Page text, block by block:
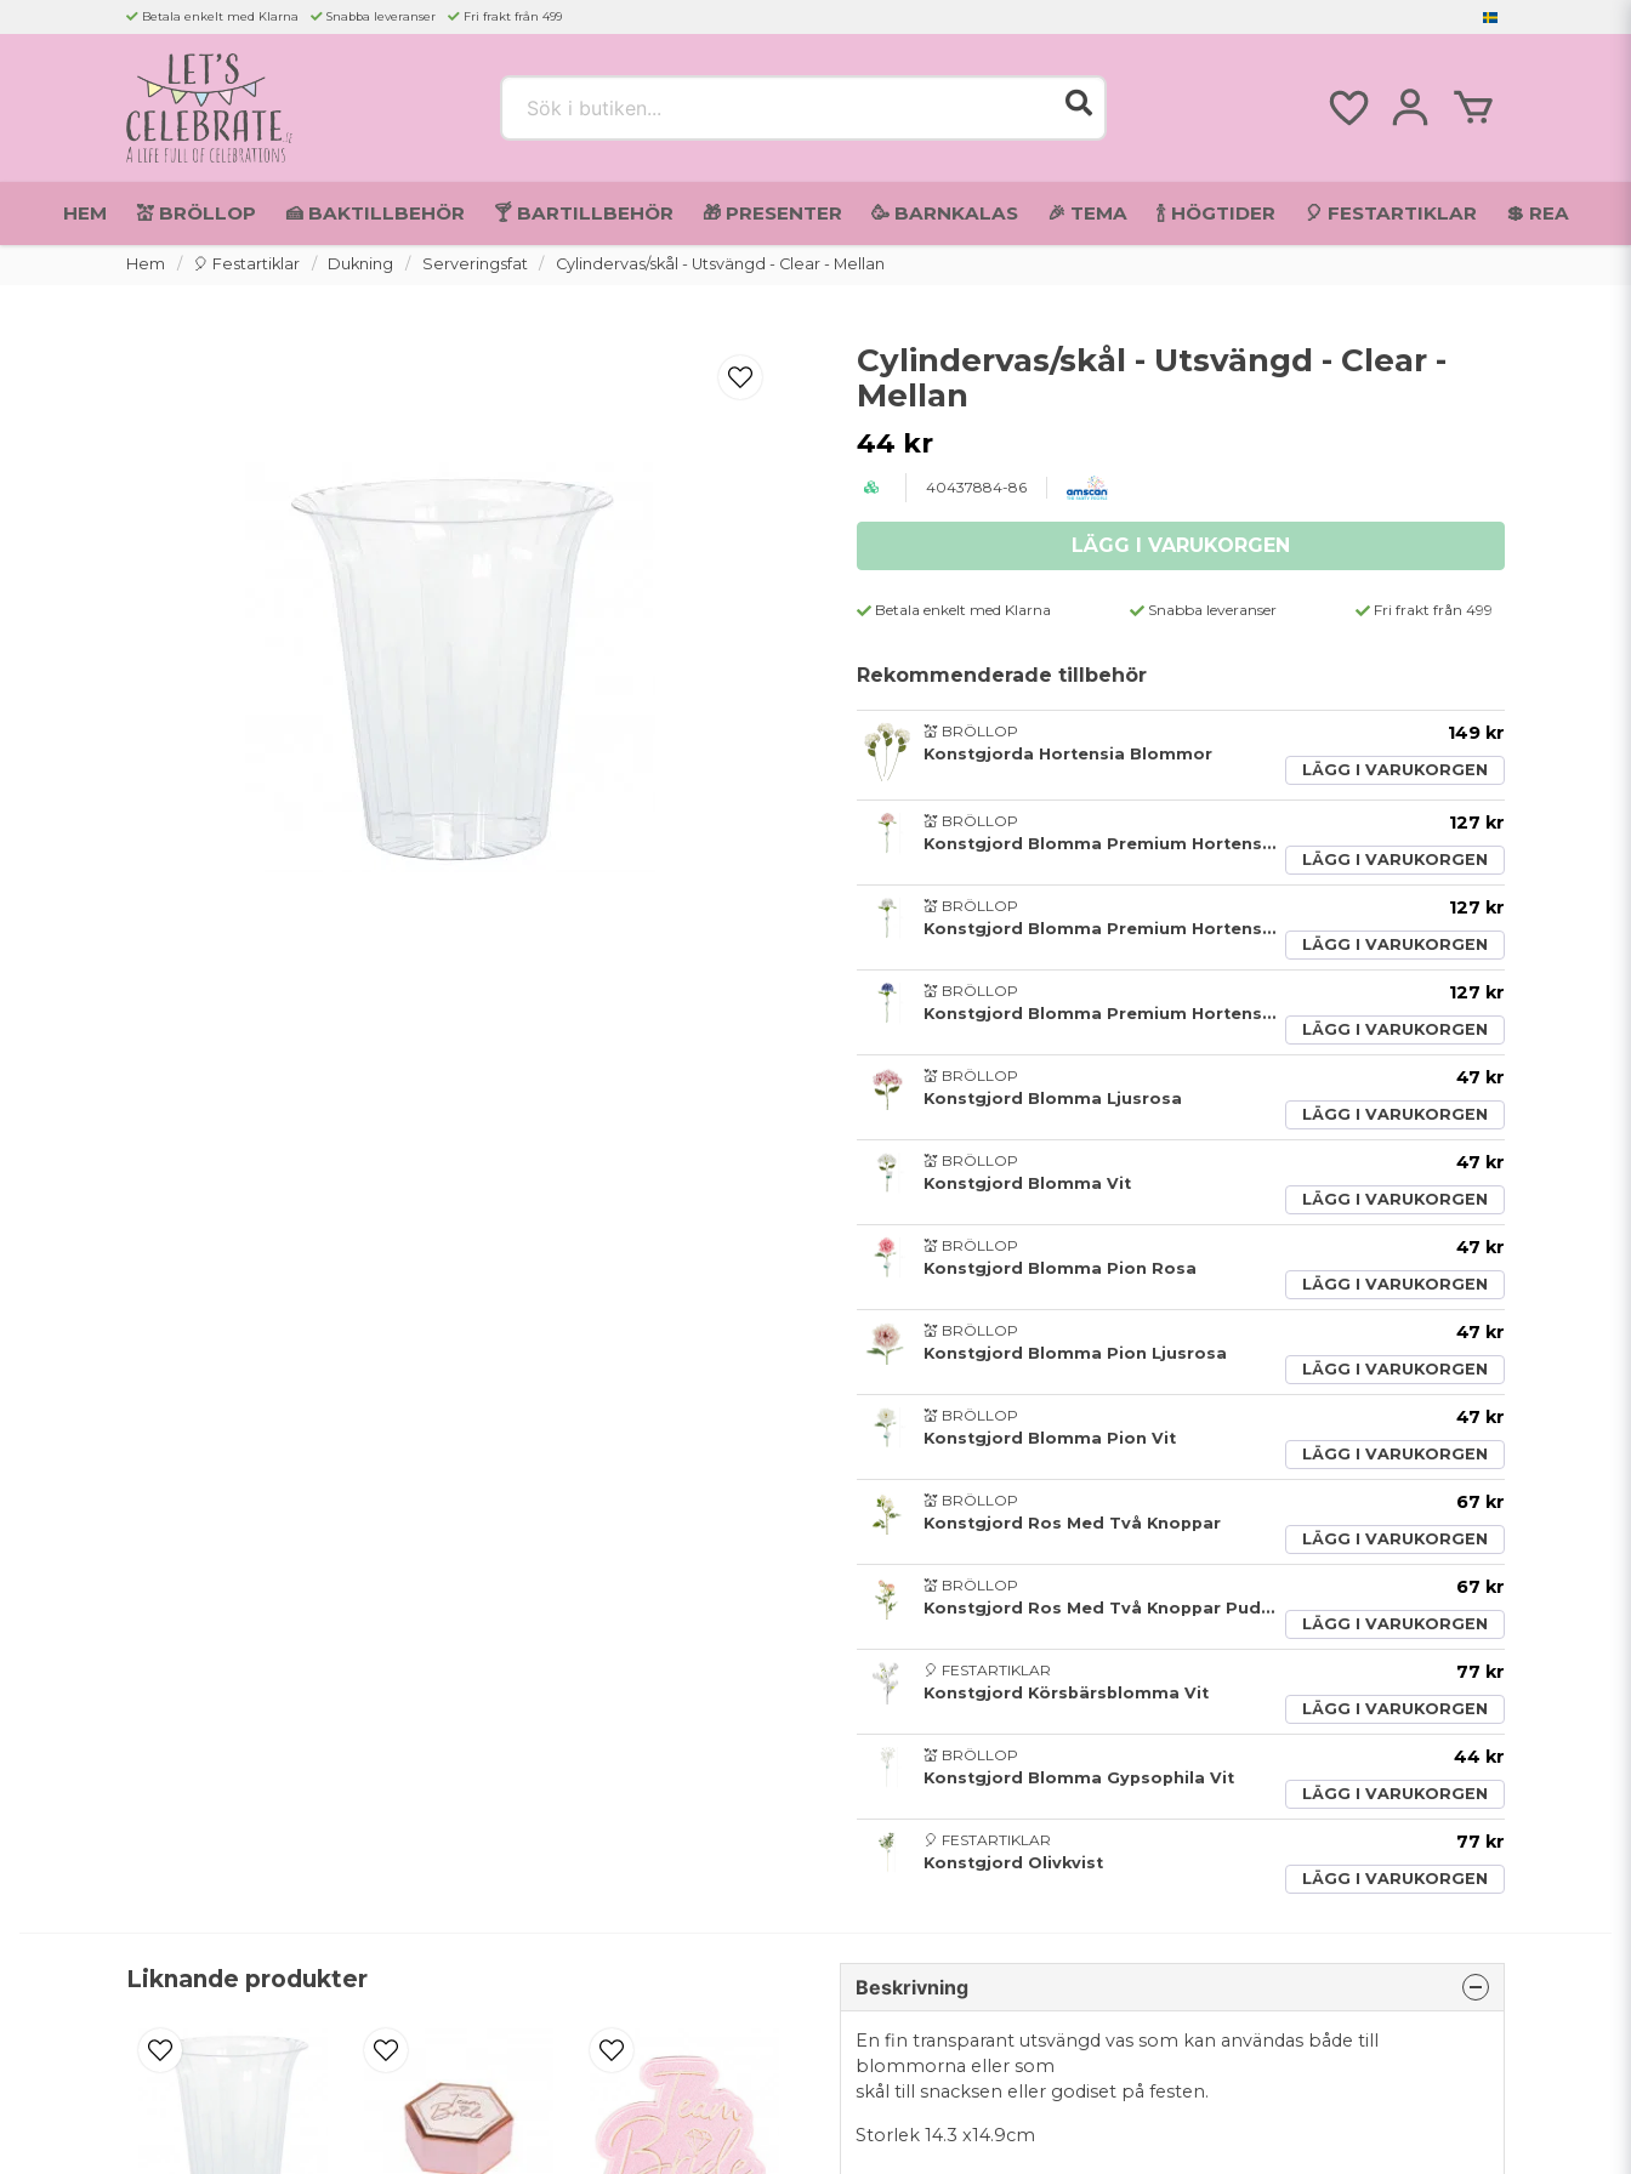
Betala enkelt med Klarna Snabba leveranser Fri frakt från 499
HEM 💒 BRÖLLOP 🍰 BAKTILLBEHÖR 🍸 BARTILLBEHÖR 🎁 PRESENTER 🥳 BARNKALAS 🎉 TEMA 🍾 HÖGTIDER 🎈 FESTARTIKLAR 💲 REA
Hem 🎈 Festartiklar Dukning Serveringsfat Cylindervas/skål - Utsvängd - Clear - Mellan
Cylindervas/skål - Utsvängd - Clear -
Mellan
44 kr
40437884-86
LÄGG I VARUKORGEN
Betala enkelt med Klarna Snabba leveranser Fri frakt från 499
Rekommenderade tillbehör
💒 BRÖLLOP
Konstgjorda Hortensia Blommor
149 kr
LÄGG I VARUKORGEN
💒 BRÖLLOP
Konstgjord Blomma Premium Hortensia Rosa
127 kr
LÄGG I VARUKORGEN
💒 BRÖLLOP
Konstgjord Blomma Premium Hortensia Vit
127 kr
LÄGG I VARUKORGEN
💒 BRÖLLOP
Konstgjord Blomma Premium Hortensia Blå
127 kr
LÄGG I VARUKORGEN
💒 BRÖLLOP
Konstgjord Blomma Ljusrosa
47 kr
LÄGG I VARUKORGEN
💒 BRÖLLOP
Konstgjord Blomma Vit
47 kr
LÄGG I VARUKORGEN
💒 BRÖLLOP
Konstgjord Blomma Pion Rosa
47 kr
LÄGG I VARUKORGEN
💒 BRÖLLOP
Konstgjord Blomma Pion Ljusrosa
47 kr
LÄGG I VARUKORGEN
💒 BRÖLLOP
Konstgjord Blomma Pion Vit
47 kr
LÄGG I VARUKORGEN
💒 BRÖLLOP
Konstgjord Ros Med Två Knoppar
67 kr
LÄGG I VARUKORGEN
💒 BRÖLLOP
Konstgjord Ros Med Två Knoppar Puderrosa
67 kr
LÄGG I VARUKORGEN
🎈 FESTARTIKLAR
Konstgjord Körsbärsblomma Vit
77 kr
LÄGG I VARUKORGEN
💒 BRÖLLOP
Konstgjord Blomma Gypsophila Vit
44 kr
LÄGG I VARUKORGEN
🎈 FESTARTIKLAR
Konstgjord Olivkvist
77 kr
LÄGG I VARUKORGEN
Liknande produkter Beskrivning
En fin transparant utsvängd vas som kan användas både till
blommorna eller som
skål till snacksen eller godiset på festen.
Storlek 14.3 x14.9cm